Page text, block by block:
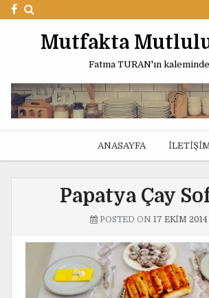
Mutfakta
Fatma TURAN'ın
ANASAYFA
Papatya Çay
POSTED ON 17 EKIM 2014